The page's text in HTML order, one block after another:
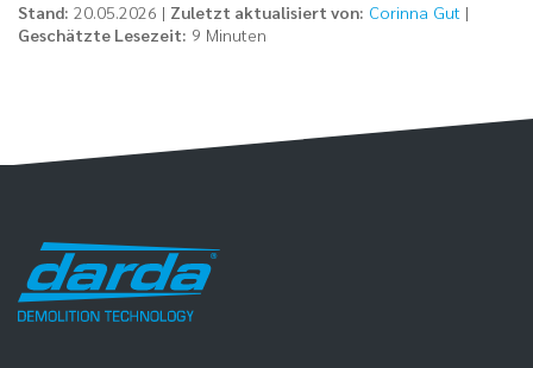
Stand: 20.05.2026 | Zuletzt aktualisiert von: Corinna Gut |
Geschätzte Lesezeit: 9 Minuten